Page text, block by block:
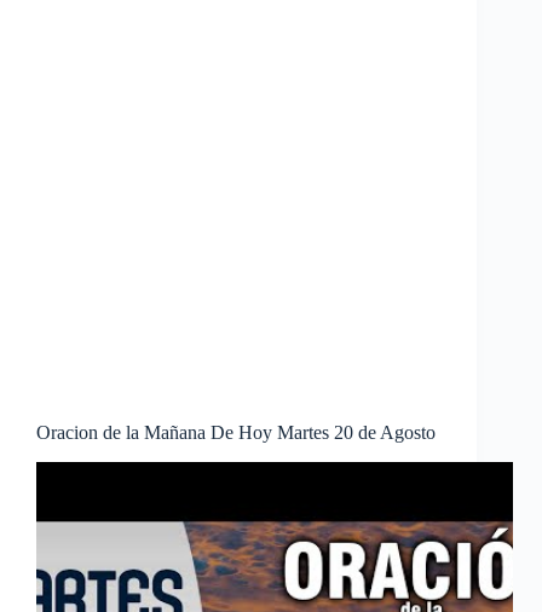
Oracion de la Mañana De Hoy Martes 20 de Agosto